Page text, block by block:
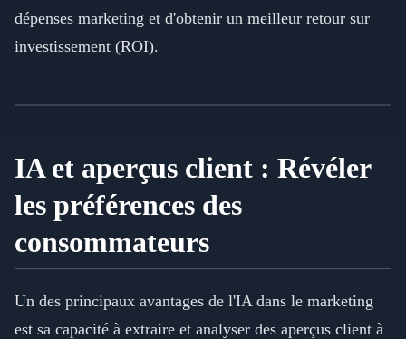
dépenses marketing et d'obtenir un meilleur retour sur
investissement (ROI).
IA et aperçus client : Révéler
les préférences des
consommateurs
Un des principaux avantages de l'IA dans le marketing
est sa capacité à extraire et analyser des aperçus client à